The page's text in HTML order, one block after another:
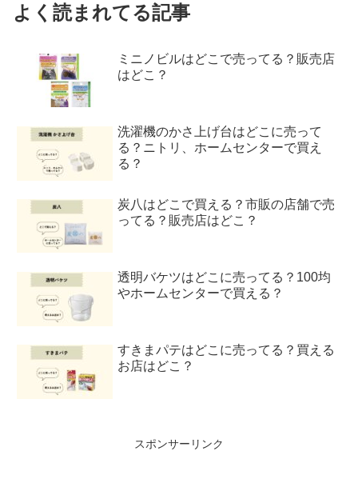
よく読まれてる記事
ミニノビルはどこで売ってる？販売店
はどこ？
洗濯機のかさ上げ台はどこに売って
る？ニトリ、ホームセンターで買え
る？
炭八はどこで買える？市販の店舗で売
ってる？販売店はどこ？
透明バケツはどこに売ってる？100均
やホームセンターで買える？
すきまパテはどこに売ってる？買える
お店はどこ？
スポンサーリンク